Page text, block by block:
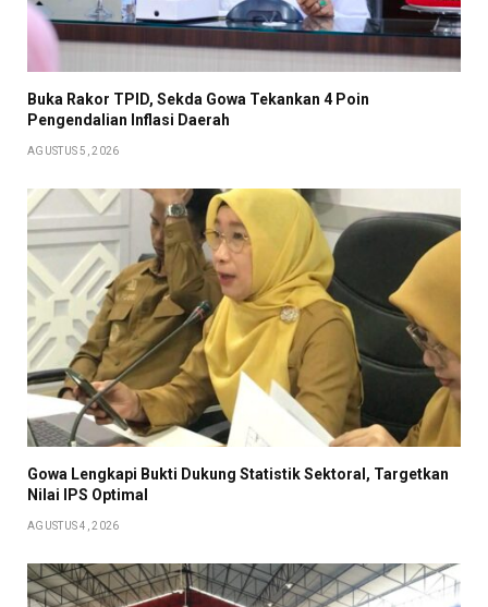
Buka Rakor TPID, Sekda Gowa Tekankan 4 Poin
Pengendalian Inflasi Daerah
AGUSTUS 5, 2026
Gowa Lengkapi Bukti Dukung Statistik Sektoral, Targetkan
Nilai IPS Optimal
AGUSTUS 4, 2026